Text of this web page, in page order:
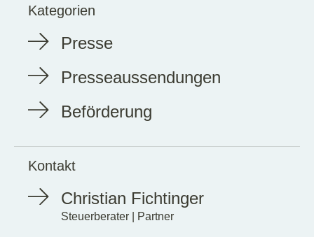
Kategorien
Presse
Presseaussendungen
Beförderung
Kontakt
Christian Fichtinger
Steuerberater | Partner